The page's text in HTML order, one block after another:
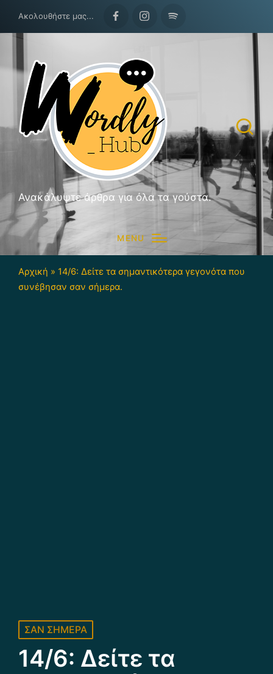
Ακολουθήστε μας...
FacebookInstagramSpotify
Ανακάλυψτε άρθρα για όλα τα γούστα.
MENU
Αρχική » 14/6: Δείτε τα σημαντικότερα γεγονότα που
συνέβησαν σαν σήμερα.
Posted
ΣΑΝ ΣΗΜΕΡΑ
14/6: Δείτε τα